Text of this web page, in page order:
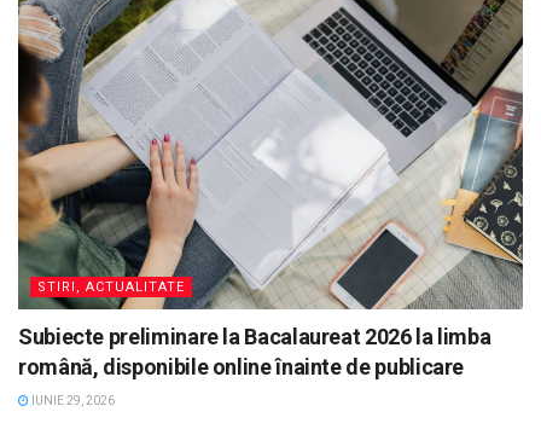
STIRI, ACTUALITATE
Subiecte preliminare la Bacalaureat 2026 la limba
română, disponibile online înainte de publicare
IUNIE 29, 2026